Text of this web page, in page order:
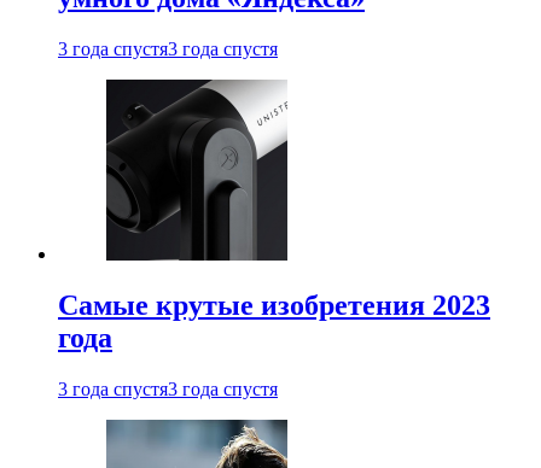
3 года спустя3 года спустя
Самые крутые изобретения 2023
года
3 года спустя3 года спустя